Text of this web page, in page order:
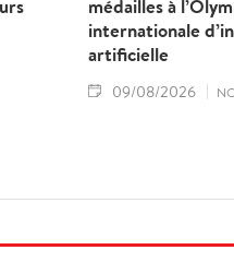
médailles à
internationale
artificielle
09/08/2026